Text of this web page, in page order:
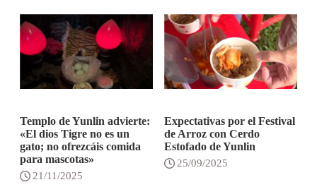
Templo de Yunlin advierte:
«El dios Tigre no es un
gato; no ofrezcáis comida
para mascotas»
21/11/2025
Expectativas por el Festival
de Arroz con Cerdo
Estofado de Yunlin
25/09/2025